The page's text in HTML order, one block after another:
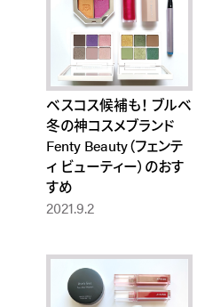
ベスコス候補も！ ブルベ
冬の神コスメブランド
Fenty Beauty（フェンテ
ィ ビューティー）のおす
すめ
2021.9.2